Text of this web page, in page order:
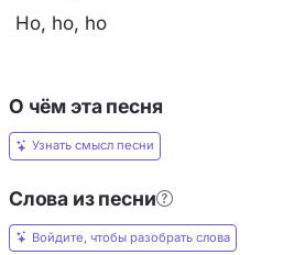
Ho, ho, ho
О чём эта песня
Узнать смысл песни
Слова из песни
Войдите, чтобы разобрать слова